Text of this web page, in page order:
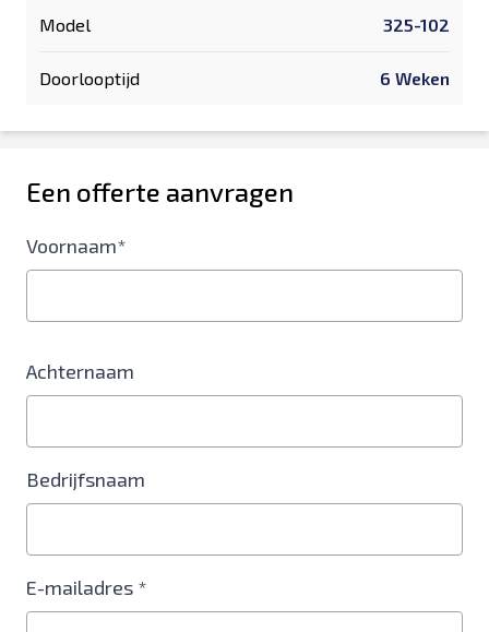
Model 325-102
Doorlooptijd 6 Weken
Een offerte aanvragen
Voornaam*
Achternaam
Bedrijfsnaam
E-mailadres *